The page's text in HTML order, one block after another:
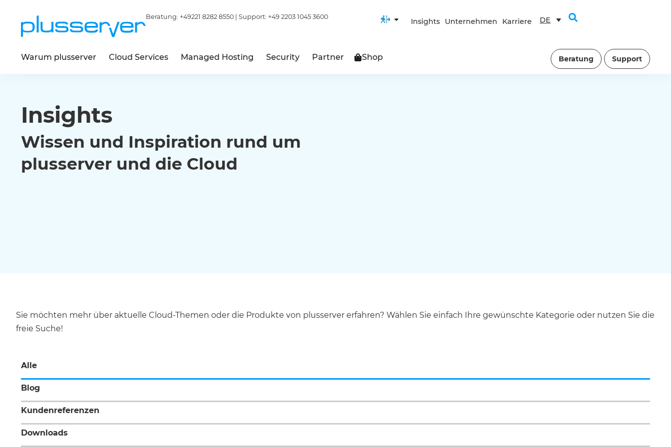
Beratung: +49221 8282 8550 | Support: +49 2203 1045 3600
Insights Unternehmen Karriere DE
Warum plusserver Cloud Services Managed Hosting Security Partner Shop Beratung Support
Insights
Wissen und Inspiration rund um
plusserver und die Cloud
Sie möchten mehr über aktuelle Cloud-Themen oder die Produkte von plusserver erfahren? Wählen Sie einfach Ihre gewünschte Kategorie oder nutzen Sie die
freie Suche!
Alle
Blog
Kundenreferenzen
Downloads